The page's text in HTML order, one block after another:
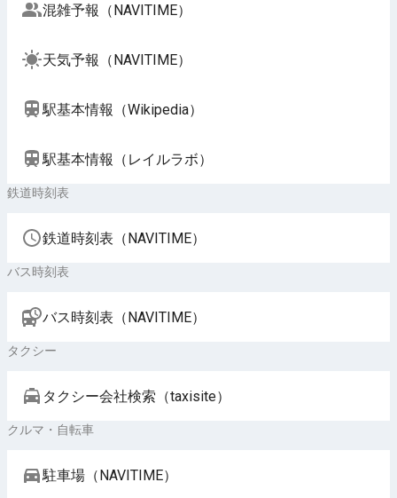
混雑予報（NAVITIME）
天気予報（NAVITIME）
駅基本情報（Wikipedia）
駅基本情報（レイルラボ）
鉄道時刻表
鉄道時刻表（NAVITIME）
バス時刻表
バス時刻表（NAVITIME）
タクシー
タクシー会社検索（taxisite）
クルマ・自転車
駐車場（NAVITIME）